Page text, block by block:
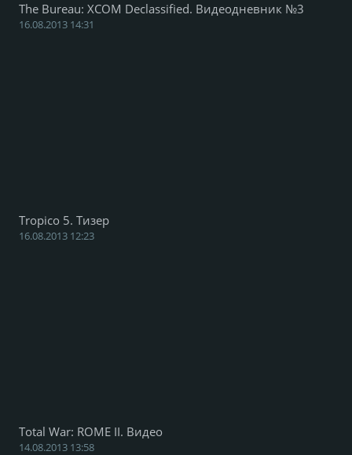
The Bureau: XCOM Declassified. Видеодневник №3
16.08.2013 14:31
Tropico 5. Тизер
16.08.2013 12:23
Total War: ROME II. Видео
14.08.2013 13:58